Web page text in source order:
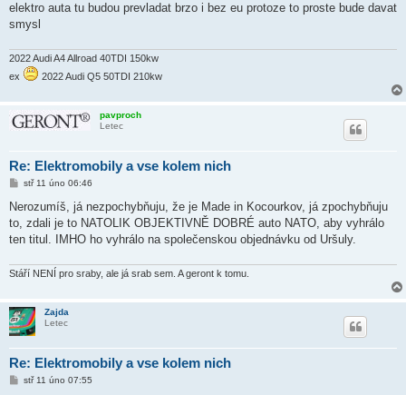
p
ě
k
elektro auta tu budou prevladat brzo i bez eu protoze to proste bude davat
smysl
2022 Audi A4 Allroad 40TDI 150kw
ex
2022 Audi Q5 50TDI 210kw
pavproch
Letec
Re: Elektromobily a vse kolem nich
P
í
p
ě
k
stř 11 úno 06:46
Nerozumíš, já nezpochybňuju, že je Made in Kocourkov, já zpochybňuju
to, zdali je to NATOLIK OBJEKTIVNĚ DOBRÉ auto NATO, aby vyhrálo
ten titul. IMHO ho vyhrálo na společenskou objednávku od Uršuly.
Stáří NENÍ pro sraby, ale já srab sem. A geront k tomu.
Zajda
Letec
Re: Elektromobily a vse kolem nich
Pstř 11 úno 07:55